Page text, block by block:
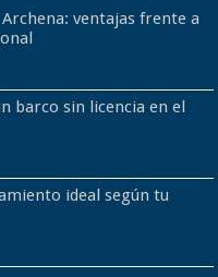
ventajas frente a
barco sin licencia en el
ideal según tu